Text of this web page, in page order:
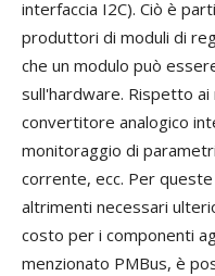
interfaccia I2C). Ciò è
produttori di moduli di
che un modulo può
sull'hardware. Rispetto
convertitore analogico
monitoraggio di
corrente, ecc. Per
altrimenti necessari
costo per i componenti
menzionato PMBus, è